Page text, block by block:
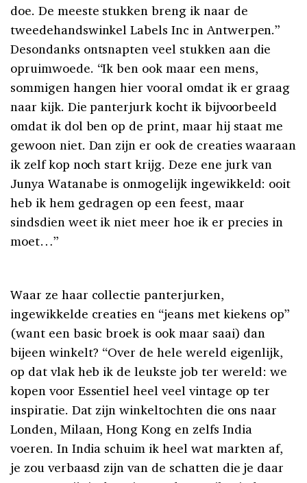
doe. De meeste stukken breng ik naar de
tweedehandswinkel Labels Inc in Antwerpen.”
Desondanks ontsnapten veel stukken aan die
opruimwoede. “Ik ben ook maar een mens,
sommigen hangen hier vooral omdat ik er graag
naar kijk. Die panterjurk kocht ik bijvoorbeeld
omdat ik dol ben op de print, maar hij staat me
gewoon niet. Dan zijn er ook de creaties waaraan
ik zelf kop noch start krijg. Deze ene jurk van
Junya Watanabe is onmogelijk ingewikkeld: ooit
heb ik hem gedragen op een feest, maar
sindsdien weet ik niet meer hoe ik er precies in
moet…”
Waar ze haar collectie panterjurken,
ingewikkelde creaties en “jeans met kiekens op”
(want een basic broek is ook maar saai) dan
bijeen winkelt? “Over de hele wereld eigenlijk,
op dat vlak heb ik de leukste job ter wereld: we
kopen voor Essentiel heel veel vintage op ter
inspiratie. Dat zijn winkeltochten die ons naar
Londen, Milaan, Hong Kong en zelfs India
voeren. In India schuim ik heel wat markten af,
je zou verbaasd zijn van de schatten die je daar